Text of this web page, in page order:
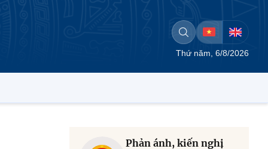
Thứ năm, 6/8/2026
Phản ánh, kiến nghị